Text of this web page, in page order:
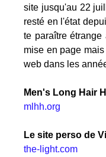
site jusqu'au 22
resté en l'état
te paraître
mise en page
web dans les
Men's Long Hair
mlhh.org
Le site perso de
the-light.com